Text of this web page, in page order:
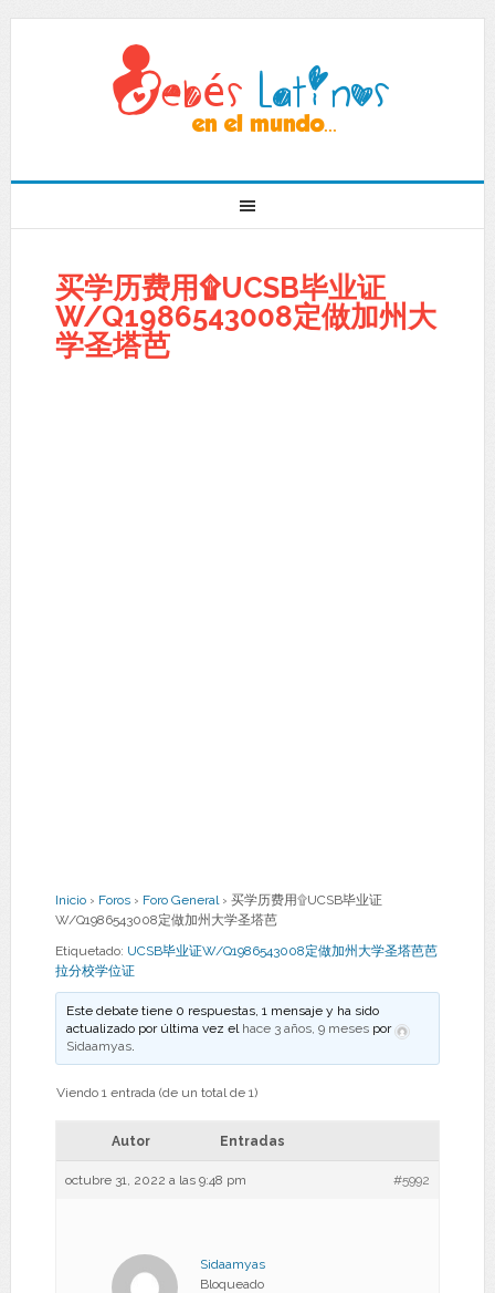
买学历费用۩UCSB毕业证
W/Q1986543008定做加州大
学圣塔芭
Inicio › Foros › Foro General › 买学历费用۩UCSB毕业证
W/Q1986543008定做加州大学圣塔芭
Etiquetado: UCSB毕业证W/Q1986543008定做加州大学圣塔芭芭
拉分校学位证
Este debate tiene 0 respuestas, 1 mensaje y ha sido
actualizado por última vez el hace 3 años, 9 meses por
Sidaamyas.
Viendo 1 entrada (de un total de 1)
Autor Entradas
octubre 31, 2022 a las 9:48 pm #5992
Sidaamyas
Bloqueado